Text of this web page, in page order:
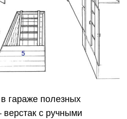
гараже полезных
с ручными